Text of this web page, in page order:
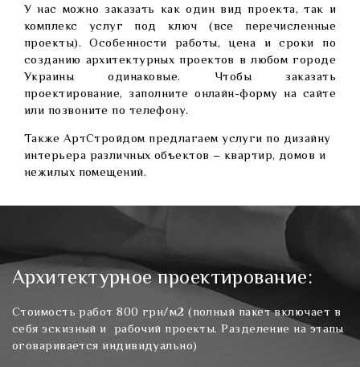
У нас можно заказать как один вид проекта, так и
комплекс услуг под ключ (все перечисленные
проекты). Особенности работы, цена и сроки по
созданию архитектурных проектов в любом городе
Украины одинаковые. Чтобы заказать
проектирование, заполните онлайн-форму на сайте
или позвоните по телефону.
Также АртСтройдом предлагаемуслуги по дизайну
интерьера различных объектов – квартир, домов и
нежилых помещений.
Архитектурное проектирование:
Стоимость работ 800 грн/м2 (полный пакет включает в
себя эскизный и рабочий проекты. Разделение на этапы
оговаривается индивидуально)